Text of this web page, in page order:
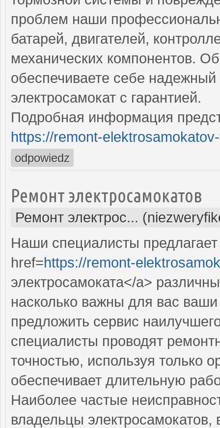
проблем наши
батарей, двигателей,
механических компонентов.
обеспечиваете себе
электросамокат с гарантией.
Подробная информация
https://remont-
odpowiedz
Ремонт электросамокатов
Ремонт электрос...
Наши специалисты
href=https://remont-
электросамоката</a>
насколько важны для вас ваши
предложить сервис
специалисты проводят
точностью, используя только
обеспечивает длительную
Наиболее частые
владельцы